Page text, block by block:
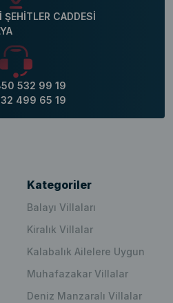
CADDESİ
532 99 19
499 65 19
Kategoriler
Balayı Villaları
Kiralık Villalar
Kalabalık Ailelere Uygun
Muhafazakar Villalar
Deniz Manzaralı Villalar